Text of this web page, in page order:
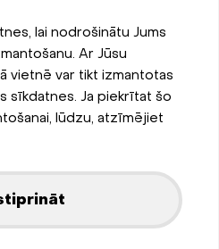
lai nodrošinātu Jums
Ar Jūsu
vietnē var tikt izmantotas
sīkdatnes. Ja piekrītat šo
lūdzu, atzīmējiet
Latvija
jaunumiem
un sīkdatņu